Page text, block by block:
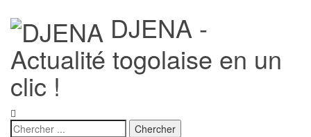
DJENA -
Actualité togolaise en un
clic !